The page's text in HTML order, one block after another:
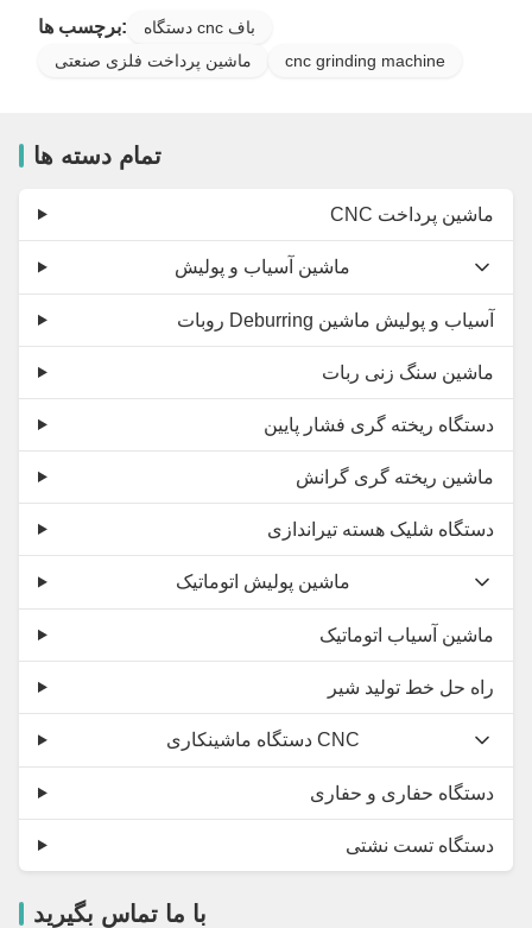
برچسب ها:
دستگاه cnc باف
ماشین پرداخت فلزی صنعتی
cnc grinding machine
تمام دسته ها
CNC ماشین پرداخت
ماشین آسیاب و پولیش
روبات Deburring آسیاب و پولیش ماشین
ماشین سنگ زنی ربات
دستگاه ریخته گری فشار پایین
ماشین ریخته گری گرانش
دستگاه شلیک هسته تیراندازی
ماشین پولیش اتوماتیک
ماشین آسیاب اتوماتیک
راه حل خط تولید شیر
دستگاه ماشینکاری CNC
دستگاه حفاری و حفاری
دستگاه تست نشتی
با ما تماس بگیرید